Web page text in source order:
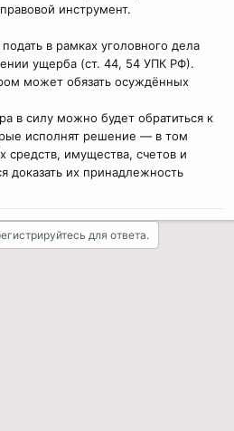
инструмент.
в рамках уголовного дела
ущерба (ст. 44, 54 УПК РФ).
может обязать осуждённых
в силу можно будет обратиться к
исполнят решение — в том
средств, имущества, счетов и
доказать их принадлежность
для ответа.